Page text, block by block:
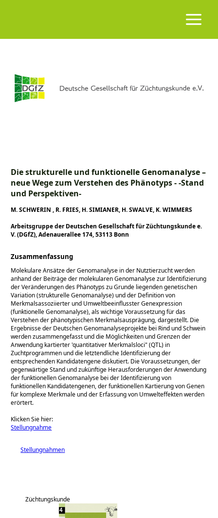
Die strukturelle und funktionelle Genomanalyse –
neue Wege zum Verstehen des Phänotyps - -Stand
und Perspektiven-
M. SCHWERIN , R. FRIES, H. SIMIANER, H. SWALVE, K. WIMMERS
Arbeitsgruppe der Deutschen Gesellschaft für Züchtungskunde e.
V. (DGfZ), Adenauerallee 174, 53113 Bonn
Zusammenfassung
Molekulare Ansätze der Genomanalyse in der Nutztierzucht werden
anhand der Beiträge der molekularen Genomanalyse zur Identifizierung
der Veränderungen des Phänotyps zu Grunde liegenden genetischen
Variation (strukturelle Genomanalyse) und der Definition von
Merkmalsassoziierter und Umweltbeeinflusster Genexpression
(funktionelle Genomanalyse), als wichtige Voraussetzung für das
Verstehen der phänotypischen Merkmalsausprägung, dargestellt. Die
Ergebnisse der Deutschen Genomanalyseprojekte bei Rind und Schwein
werden zusammengefasst und die Möglichkeiten und Grenzen der
Anwendung kartierter 'quantitativer Merkmalsloci" (QTL) in
Zuchtprogrammen und die letztendliche Identifizierung der
entsprechenden Kandidatengene diskutiert. Die Voraussetzungen, der
gegenwärtige Stand und zukünftige Herausforderungen der Anwendung
der funktionellen Genomanalyse bei der Identifizierung von
funktionellen Kandidatengenen, der funktionellen Kartierung von Genen
für komplexe Merkmale und der Erfassung von Umwelteffekten werden
erörtert.
Klicken Sie hier:
Stellungnahme
Stellungnahmen
Züchtungskunde